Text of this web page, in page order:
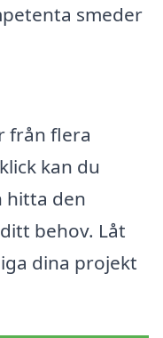
smeder
från flera
kan du
hitta den
behov. Låt
dina projekt